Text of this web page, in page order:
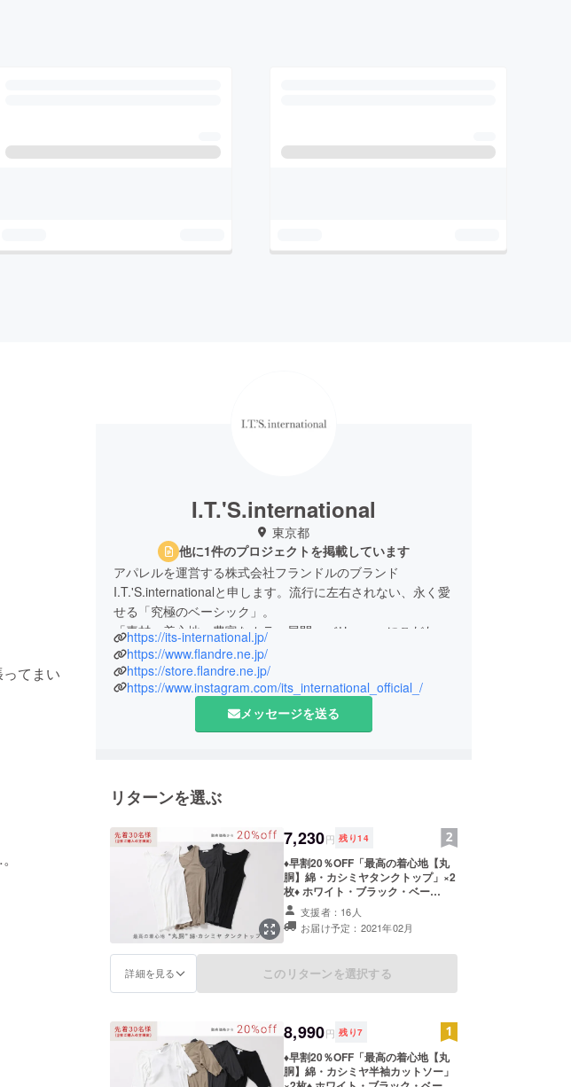
てまい
I.T.'S.international
東京都
他に1件のプロジェクトを掲載しています
アパレルを運営する株式会社フランドルのブランド
I.T.'S.internationalと申します。流行に左右されない、永く愛
せる「究極のベーシック」。
「素材・着心地・豊富なカラー展開・バリュー」にこだわり
ブランドデビューから11周年を迎えます。
私たちが作る一着一着を知ってもらいたい、触れてもらいた
い、着てもらいたい…。
そんな思いから今回もクラウドファンディングという形で参
加させていただきました。
https://its-international.jp/
https://www.flandre.ne.jp/
https://store.flandre.ne.jp/
https://www.instagram.com/its_international_official_/
メッセージを送る
リターンを選ぶ
7,230円 残り14
♦早割20％OFF「最高の着心地【丸
胴】綿・カシミヤタンクトップ」×2
枚♦ ホワイト・ブラック・ベー
ジュ・チャコールグレーの4色の中
から2枚お選びください。 一般販売
予定価格￥8,950(税＋送料)のとこ
承ります。 ＊お申込みいただきまし
た支援者様へ順次発送させていただ
の都合により出荷時期が遅れる場合
がございますのでご了承ください。
＊フリーサイズ（一般的なレディー
スサイズSからLに相当） ＊寸法
身丈66㎝ 身巾28㎝ 裾巾28㎝
支援者：16人
お届け予定：2021年02月
詳細を見る このリターンを選択する
8,990円 残り7
♦早割20％OFF「最高の着心地【丸
胴】綿・カシミヤ半袖カットソー」